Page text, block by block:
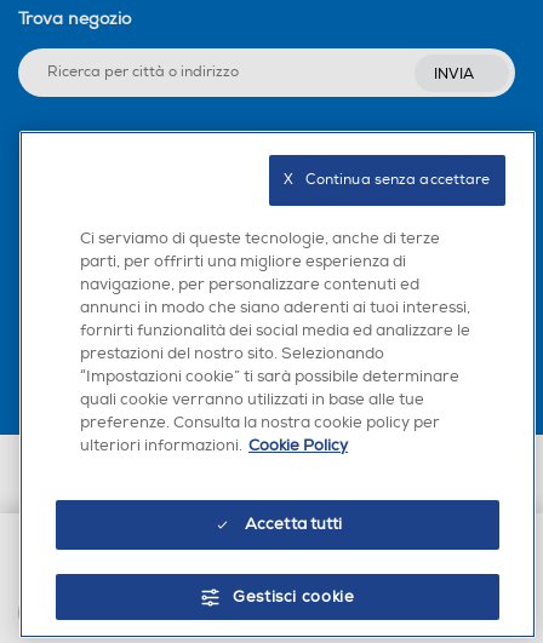
AGGIUNGI AL CARRELLO
Trova negozio
INVIA
Scarica la nostra app
n. 13337170156. Codice intermediario SDI: HHBD9AK. Vendite soggette
agli Artt. 45 e ss del Codice del Consumo in tema di Diritti dei
Ci serviamo di queste tecnologie, anche di terze
parti, per offrirti una migliore esperienza di
navigazione, per personalizzare contenuti ed
annunci in modo che siano aderenti ai tuoi interessi,
fornirti funzionalità dei social media ed analizzare le
prestazioni del nostro sito. Selezionando
“Impostazioni cookie” ti sarà possibile determinare
quali cookie verranno utilizzati in base alle tue
preferenze. Consulta la nostra cookie policy per
ulteriori informazioni. Cookie Policy
Accetta tutti
Gestisci cookie
X   Continua senza accettare